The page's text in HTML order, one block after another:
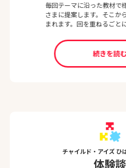
将来自分の道を選べる チャンス
しっかり根を張り 大きな幹へと
お子さま一人ひとりの個性を大事
毎回テーマに沿った教材で
さまに提案します。そこか
まれます。回を重ねるごと
る姿は感動！です
続きを読
チャイルド・アイズ ひ
体験談